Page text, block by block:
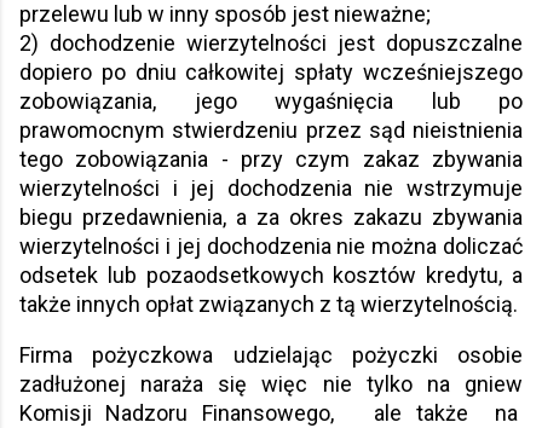
przelewu lub w inny sposób jest nieważne;
2) dochodzenie wierzytelności jest dopuszczalne
dopiero po dniu całkowitej spłaty wcześniejszego
zobowiązania, jego wygaśnięcia lub po
prawomocnym stwierdzeniu przez sąd nieistnienia
tego zobowiązania - przy czym zakaz zbywania
wierzytelności i jej dochodzenia nie wstrzymuje
biegu przedawnienia, a za okres zakazu zbywania
wierzytelności i jej dochodzenia nie można doliczać
odsetek lub pozaodsetkowych kosztów kredytu, a
także innych opłat związanych z tą wierzytelnością.
Firma pożyczkowa udzielając pożyczki osobie
zadłużonej naraża się więc nie tylko na gniew
Komisji Nadzoru Finansowego, ale także na